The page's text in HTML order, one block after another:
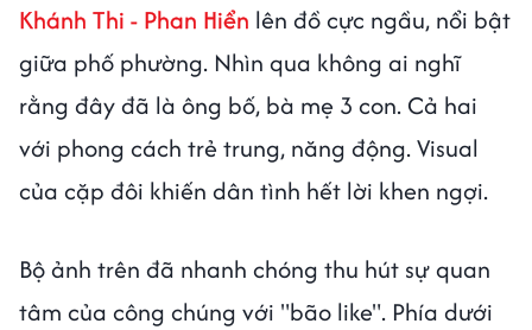
Khánh Thi - Phan Hiển lên đồ cực ngầu, nổi bật
giữa phố phường. Nhìn qua không ai nghĩ
rằng đây đã là ông bố, bà mẹ 3 con. Cả hai
với phong cách trẻ trung, năng động. Visual
của cặp đôi khiến dân tình hết lời khen ngợi.
Bộ ảnh trên đã nhanh chóng thu hút sự quan
tâm của công chúng với "bão like". Phía dưới